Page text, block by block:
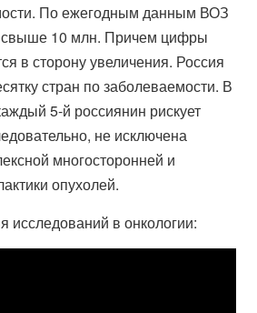
По ежегодным данным ВОЗ
свыше 10 млн. Причем цифры
в сторону увеличения. Россия
стран по заболеваемости. В
5-й россиянин рискует
не исключена
многосторонней и
опухолей.
исследований в онкологии: